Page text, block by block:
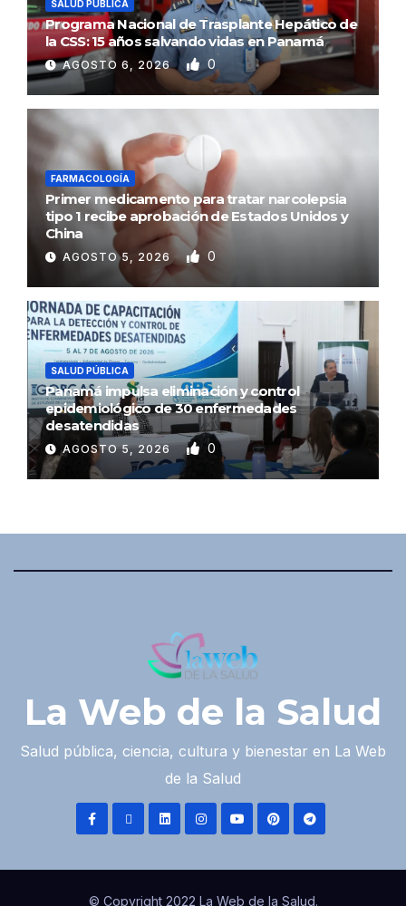
SALUD PÚBLICA
Programa Nacional de Trasplante Hepático de
la CSS: 15 años salvando vidas en Panamá
AGOSTO 6, 2026 0
FARMACOLOGÍA
Primer medicamento para tratar narcolepsia
tipo 1 recibe aprobación de Estados Unidos y
China
AGOSTO 5, 2026 0
SALUD PÚBLICA
Panamá impulsa eliminación y control
epidemiológico de 30 enfermedades
desatendidas
AGOSTO 5, 2026 0
La Web de la Salud
Salud pública, ciencia, cultura y bienestar en La Web
de la Salud
© Copyright 2022 La Web de la Salud.